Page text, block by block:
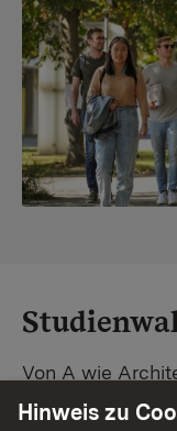
Von A wie
Baden-
Hinweis zu